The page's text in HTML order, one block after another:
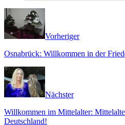
Vorheriger
Osnabrück: Willkommen in der
Nächster
Willkommen im Mittelalter:
Deutschland!